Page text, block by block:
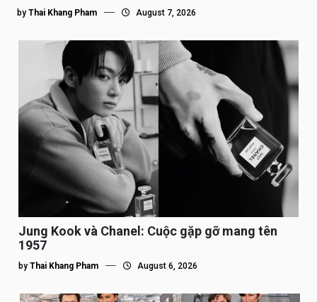
by Thai Khang Pham August 7, 2026
Jung Kook và Chanel: Cuộc gặp gỡ mang tên
1957
by Thai Khang Pham August 6, 2026